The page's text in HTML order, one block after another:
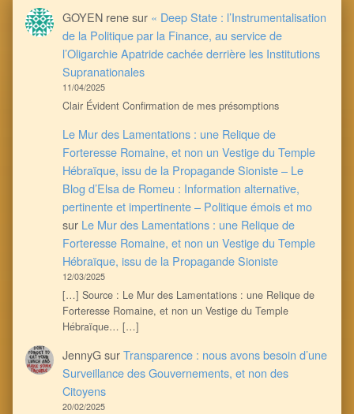
GOYEN renesur « Deep State : l’Instrumentalisation
de la Politique par la Finance, au service de
l’Oligarchie Apatride cachée derrière les Institutions
Supranationales
11/04/2025
Clair Évident Confirmation de mes présomptions
Le Mur des Lamentations : une Relique de
Forteresse Romaine, et non un Vestige du Temple
Hébraïque, issu de la Propagande Sioniste – Le
Blog d’Elsa de Romeu : Information alternative,
pertinente et impertinente – Politique émois et mo
sur Le Mur des Lamentations : une Relique de
Forteresse Romaine, et non un Vestige du Temple
Hébraïque, issu de la Propagande Sioniste
12/03/2025
[…] Source : Le Mur des Lamentations : une Relique de
Forteresse Romaine, et non un Vestige du Temple
Hébraïque… […]
JennyGsurTransparence : nous avons besoin d’une
Surveillance des Gouvernements, et non des
Citoyens
20/02/2025